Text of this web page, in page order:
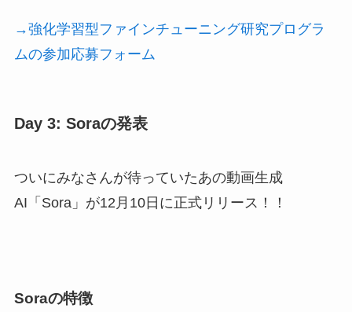
→強化学習型ファインチューニング研究プログラ
ムの参加応募フォーム
Day 3: Soraの発表
ついにみなさんが待っていたあの動画生成
AI「Sora」が12月10日に正式リリース！！
Soraの特徴